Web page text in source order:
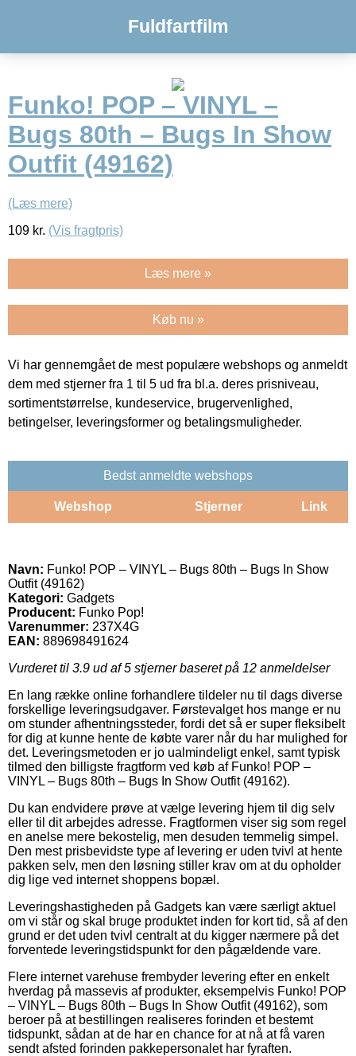
Fuldfartfilm
Funko! POP – VINYL –
Bugs 80th – Bugs In Show
Outfit (49162)
(Læs mere)
109 kr. (Vis fragtpris)
Læs mere »
Køb nu »
Vi har gennemgået de mest populære webshops og anmeldt
dem med stjerner fra 1 til 5 ud fra bl.a. deres prisniveau,
sortimentstørrelse, kundeservice, brugervenlighed,
betingelser, leveringsformer og betalingsmuligheder.
Bedst anmeldte webshops
Webshop Stjerner Link
Navn: Funko! POP – VINYL – Bugs 80th – Bugs In Show
Outfit (49162)
Kategori: Gadgets
Producent: Funko Pop!
Varenummer: 237X4G
EAN: 889698491624
Vurderet til 3.9 ud af 5 stjerner baseret på 12 anmeldelser
En lang række online forhandlere tildeler nu til dags diverse
forskellige leveringsudgaver. Førstevalget hos mange er nu
om stunder afhentningssteder, fordi det så er super fleksibelt
for dig at kunne hente de købte varer når du har mulighed for
det. Leveringsmetoden er jo ualmindeligt enkel, samt typisk
tilmed den billigste fragtform ved køb af Funko! POP –
VINYL – Bugs 80th – Bugs In Show Outfit (49162).
Du kan endvidere prøve at vælge levering hjem til dig selv
eller til dit arbejdes adresse. Fragtformen viser sig som regel
en anelse mere bekostelig, men desuden temmelig simpel.
Den mest prisbevidste type af levering er uden tvivl at hente
pakken selv, men den løsning stiller krav om at du opholder
dig lige ved internet shoppens bopæl.
Leveringshastigheden på Gadgets kan være særligt aktuel
om vi står og skal bruge produktet inden for kort tid, så af den
grund er det uden tvivl centralt at du kigger nærmere på det
forventede leveringstidspunkt for den pågældende vare.
Flere internet varehuse frembyder levering efter en enkelt
hverdag på massevis af produkter, eksempelvis Funko! POP
– VINYL – Bugs 80th – Bugs In Show Outfit (49162), som
beroer på at bestillingen realiseres forinden et bestemt
tidspunkt, sådan at de har en chance for at nå at få varen
sendt afsted forinden pakkepersonalet har fyraften.